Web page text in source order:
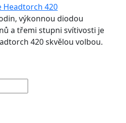
Headtorch 420
výkonnou diodou
a třemi stupni svítivosti je
420 skvělou volbou.